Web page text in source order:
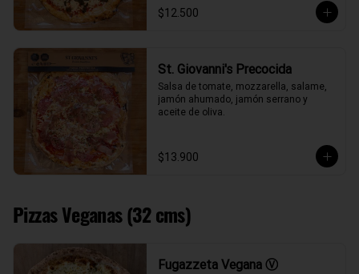
$12.500
St. Giovanni's Precocida
Salsa de tomate, mozzarella, salame,
jamón ahumado, jamón serrano y
aceite de oliva.
$13.900
Pizzas Veganas (32 cms)
Fugazzeta Vegana Ⓥ